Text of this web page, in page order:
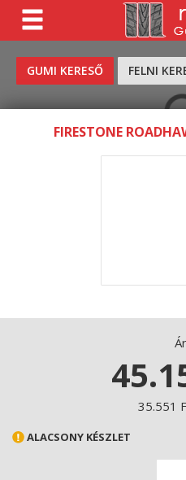
GUMI KERESŐ FELNI
FIRESTONE
35.551
ALACSONY KÉSZLET